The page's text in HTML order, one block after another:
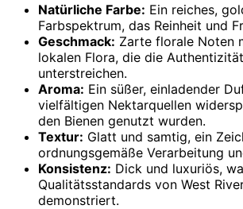
Natürliche Farbe: Ein reiches,
Farbspektrum, das Reinheit und
Geschmack: Zarte florale Noten
lokalen Flora, die die
unterstreichen.
Aroma: Ein süßer, einladender
vielfältigen Nektarquellen
den Bienen genutzt wurden.
Textur: Glatt und samtig, ein
ordnungsgemäße Verarbeitung
Konsistenz: Dick und luxuriös,
Qualitätsstandards von West
demonstriert.